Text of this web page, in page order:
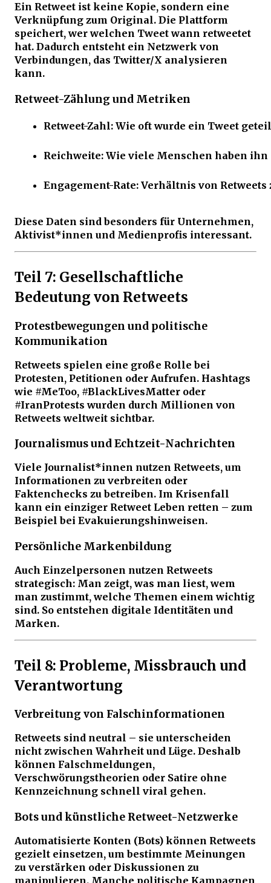
Ein Retweet ist keine Kopie, sondern eine
Verknüpfung zum Original. Die Plattform
speichert, wer welchen Tweet wann retweetet
hat. Dadurch entsteht ein Netzwerk von
Verbindungen, das Twitter/X analysieren
kann.
Retweet-Zählung und Metriken
Retweet-Zahl: Wie oft wurde ein Tweet
Reichweite: Wie viele Menschen haben ihn
Engagement-Rate: Verhältnis von Retweets
Diese Daten sind besonders für Unternehmen,
Aktivist*innen und Medienprofis interessant.
Teil 7: Gesellschaftliche
Bedeutung von Retweets
Protestbewegungen und politische
Kommunikation
Retweets spielen eine große Rolle bei
Protesten, Petitionen oder Aufrufen. Hashtags
wie #MeToo, #BlackLivesMatter oder
#IranProtests wurden durch Millionen von
Retweets weltweit sichtbar.
Journalismus und Echtzeit-Nachrichten
Viele Journalist*innen nutzen Retweets, um
Informationen zu verbreiten oder
Faktenchecks zu betreiben. Im Krisenfall
kann ein einziger Retweet Leben retten – zum
Beispiel bei Evakuierungshinweisen.
Persönliche Markenbildung
Auch Einzelpersonen nutzen Retweets
strategisch: Man zeigt, was man liest, wem
man zustimmt, welche Themen einem wichtig
sind. So entstehen digitale Identitäten und
Marken.
Teil 8: Probleme, Missbrauch und
Verantwortung
Verbreitung von Falschinformationen
Retweets sind neutral – sie unterscheiden
nicht zwischen Wahrheit und Lüge. Deshalb
können Falschmeldungen,
Verschwörungstheorien oder Satire ohne
Kennzeichnung schnell viral gehen.
Bots und künstliche Retweet-Netzwerke
Automatisierte Konten (Bots) können Retweets
gezielt einsetzen, um bestimmte Meinungen
zu verstärken oder Diskussionen zu